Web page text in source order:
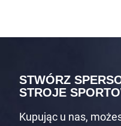
STWÓRZ
STROJE
Kupując u nas,